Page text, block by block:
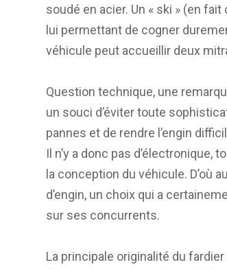
soudé en acier. Un « ski » (en
lui permettant de cogner
véhicule peut accueillir deux
Question technique, une
un souci d’éviter toute
pannes et de rendre l’engin
Il n’y a donc pas
la conception du véhicule. D’où
d’engin, un choix qui a
sur ses concurrents.
La principale originalité du